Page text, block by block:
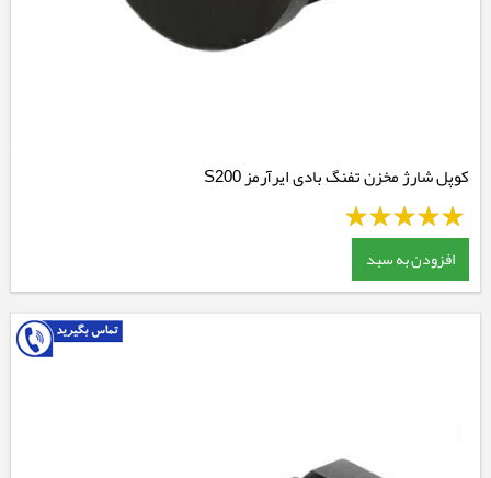
کوپل شارژ مخزن تفنگ بادی ایرآرمز S200
افزودن به سبد